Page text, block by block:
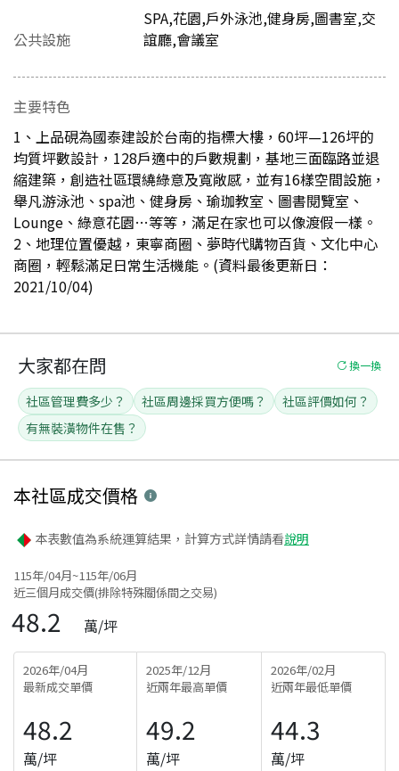
公共設施
SPA,花園,戶外泳池,健身房,圖書室,交
誼廳,會議室
主要特色
1、上品硯為國泰建設於台南的指標大樓，60坪—126坪的
均質坪數設計，128戶適中的戶數規劃，基地三面臨路並退
縮建築，創造社區環繞綠意及寬敞感，並有16樣空間設施，
舉凡游泳池、spa池、健身房、瑜珈教室、圖書閱覽室、
Lounge、綠意花園…等等，滿足在家也可以像渡假一樣。
2、地理位置優越，東寧商圈、夢時代購物百貨、文化中心
商圈，輕鬆滿足日常生活機能。(資料最後更新日：
2021/10/04)
大家都在問 換一換
社區管理費多少？ 社區周邊採買方便嗎？
社區評價如何？
有無裝潢物件在售？
本社區成交價格
本表數值為系統運算結果，計算方式詳情請看說明
115年/04月~115年/06月
近三個月成交價(排除特殊關係間之交易)
48.2 萬/坪
2026年/04月
最新成交單價
48.2
萬/坪
2025年/12月
近兩年最高單價
49.2
萬/坪
2026年/02月
近兩年最低單價
44.3
萬/坪